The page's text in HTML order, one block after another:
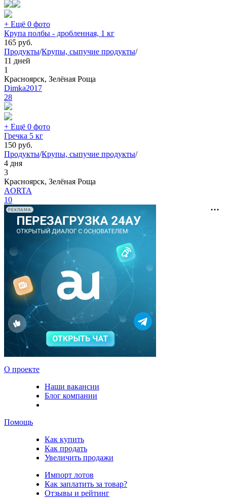
+ Ещё 0 фото
Крупа полбы - дробленная, 1 кг
165 руб.
Продукты/Крупы, сыпучие продукты/
11 дней
1
Красноярск, Зелёная Роща
Dimka2017
28
+ Ещё 0 фото
Гречка 5 кг
150 руб.
Продукты/Крупы, сыпучие продукты/
4 дня
3
Красноярск, Зелёная Роща
AORTA
10
РЕКЛАМА
О проекте
Наши вакансии
Блог компании
Помощь
Как купить
Как продать
Увеличить продажи
Импорт лотов
Как заплатить за товар?
Отзывы и рейтинг